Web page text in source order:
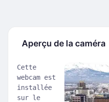
Aperçu de la caméra
Cette
webcam est
installée
sur le